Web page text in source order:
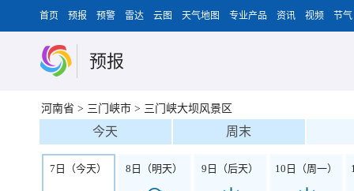
首页 预报 预警 雷达 云图 天气地图 专业产品 资讯 视频 节气
预报
河南省 > 三门峡市 > 三门峡大坝风景区
今天 周末
7日（今天） 8日（明天） 9日（后天） 10日（周一）